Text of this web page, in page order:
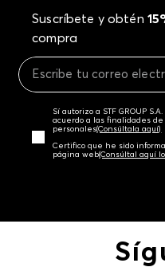
Suscríbete y obtén
compra
Sí autorizo a STF GROUP
acuerdo a las finalidades
personales‎(Consúltala aquí)
Certifico que he sido
página web‎(Consúltal aquí